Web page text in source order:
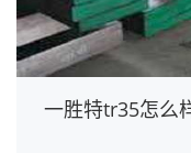
一胜特tr35怎么